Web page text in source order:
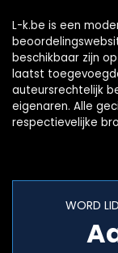
L-k.be is een
beschikbaar zijn
laatst
auteursrechtelijk
eigenaren. Alle
respectievelijke
WORD